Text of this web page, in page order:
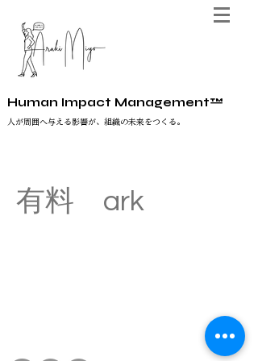
Human Impact Management™
人が周囲へ与える影響が、組織の未来をつくる。
有料 ark